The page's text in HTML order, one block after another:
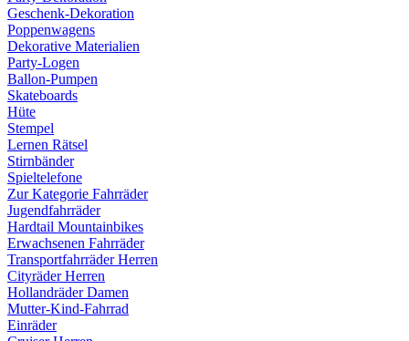
Geschenk-Dekoration
Poppenwagens
Dekorative Materialien
Party-Logen
Ballon-Pumpen
Skateboards
Hüte
Stempel
Lernen Rätsel
Stirnbänder
Spieltelefone
Zur Kategorie Fahrräder
Jugendfahrräder
Hardtail Mountainbikes
Erwachsenen Fahrräder
Transportfahrräder Herren
Cityräder Herren
Hollandräder Damen
Mutter-Kind-Fahrrad
Einräder